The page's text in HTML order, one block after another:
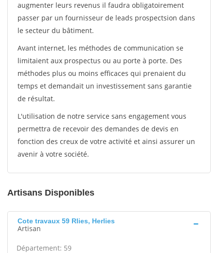
augmenter leurs revenus il faudra obligatoirement
passer par un fournisseur de leads prospectsion dans
le secteur du bâtiment.
Avant internet, les méthodes de communication se
limitaient aux prospectus ou au porte à porte. Des
méthodes plus ou moins efficaces qui prenaient du
temps et demandait un investissement sans garantie
de résultat.
L'utilisation de notre service sans engagement vous
permettra de recevoir des demandes de devis en
fonction des creux de votre activité et ainsi assurer un
avenir à votre société.
Artisans Disponibles
Cote travaux 59 Rlies, Herlies
Artisan
Département: 59